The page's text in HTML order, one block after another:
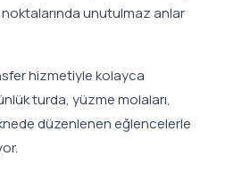
unutulmaz anlar
hizmetiyle kolayca
turda, yüzme molaları,
düzenlenen eğlencelerle